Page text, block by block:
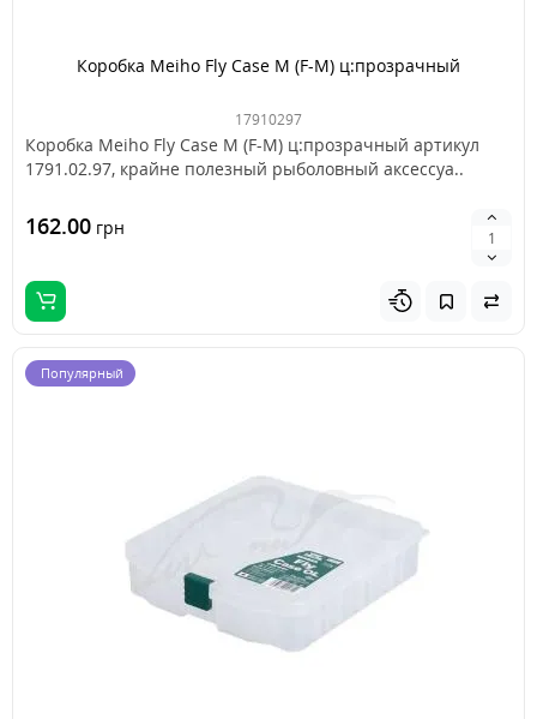
Коробка Meiho Fly Case M (F-M) ц:прозрачный
17910297
Коробка Meiho Fly Case M (F-M) ц:прозрачный артикул
1791.02.97, крайне полезный рыболовный аксессуа..
162.00 грн
Популярный